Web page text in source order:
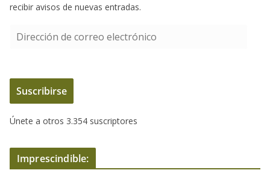
recibir avisos de nuevas entradas.
e
c
i
n
d
Suscribirse
Únete a otros 3.354 suscriptores
Imprescindible: